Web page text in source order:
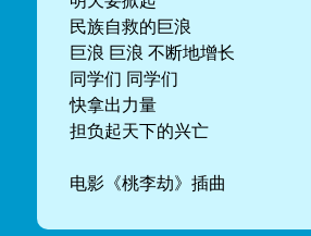
民族自救的巨浪
巨浪 巨浪 不断地增长
同学们 同学们
快拿出力量
担负起天下的兴亡
电影《桃李劫》插曲